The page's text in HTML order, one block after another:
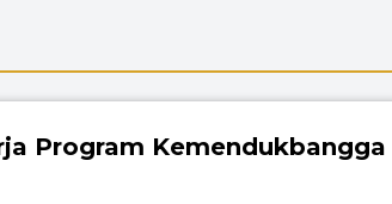
Program Kemendukbangga